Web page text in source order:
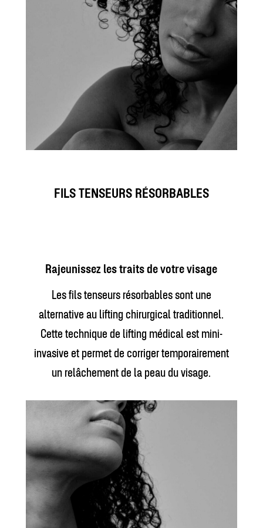
FILS TENSEURS RÉSORBABLES
Rajeunissez les traits de votre visage
Les fils tenseurs résorbables sont une
alternative au lifting chirurgical traditionnel.
Cette technique de lifting médical est mini-
invasive et permet de corriger temporairement
un relâchement de la peau du visage.